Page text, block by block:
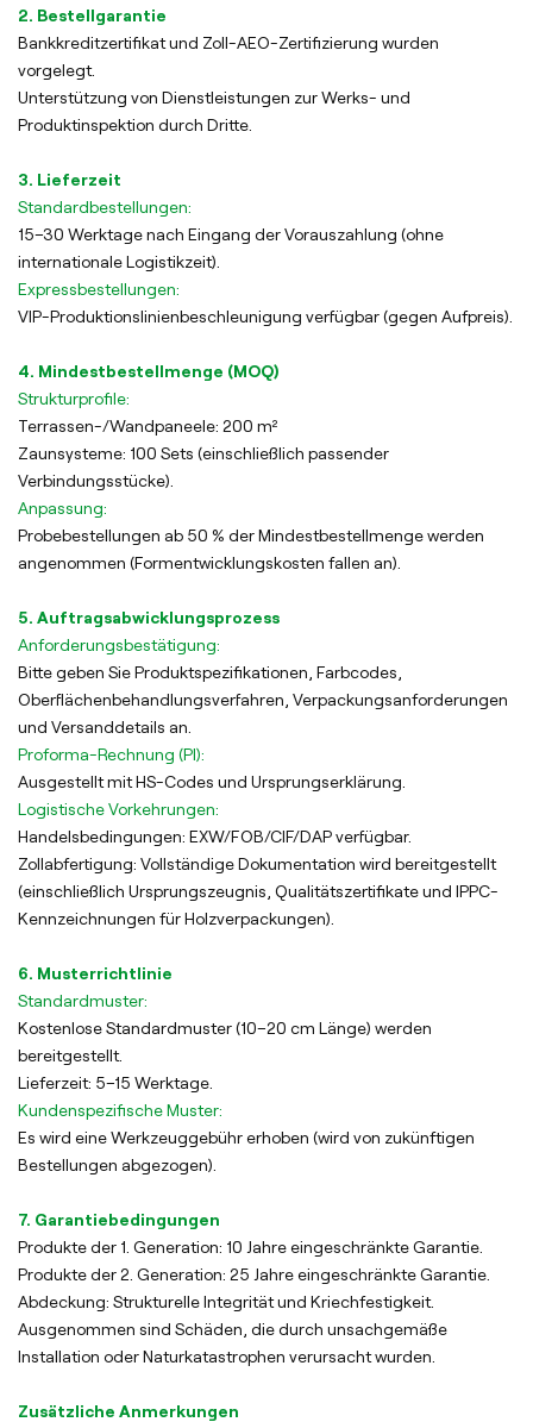
2. Bestellgarantie
Bankkreditzertifikat und Zoll-AEO-Zertifizierung wurden
vorgelegt.
Unterstützung von Dienstleistungen zur Werks- und
Produktinspektion durch Dritte.
3. Lieferzeit
Standardbestellungen:
15–30 Werktage nach Eingang der Vorauszahlung (ohne
internationale Logistikzeit).
Expressbestellungen:
VIP-Produktionslinienbeschleunigung verfügbar (gegen Aufpreis).
4. Mindestbestellmenge (MOQ)
Strukturprofile:
Terrassen-/Wandpaneele: 200 m²
Zaunsysteme: 100 Sets (einschließlich passender
Verbindungsstücke).
Anpassung:
Probebestellungen ab 50 % der Mindestbestellmenge werden
angenommen (Formentwicklungskosten fallen an).
5. Auftragsabwicklungsprozess
Anforderungsbestätigung:
Bitte geben Sie Produktspezifikationen, Farbcodes,
Oberflächenbehandlungsverfahren, Verpackungsanforderungen
und Versanddetails an.
Proforma-Rechnung (PI):
Ausgestellt mit HS-Codes und Ursprungserklärung.
Logistische Vorkehrungen:
Handelsbedingungen: EXW/FOB/CIF/DAP verfügbar.
Zollabfertigung: Vollständige Dokumentation wird bereitgestellt
(einschließlich Ursprungszeugnis, Qualitätszertifikate und IPPC-
Kennzeichnungen für Holzverpackungen).
6. Musterrichtlinie
Standardmuster:
Kostenlose Standardmuster (10–20 cm Länge) werden
bereitgestellt.
Lieferzeit: 5–15 Werktage.
Kundenspezifische Muster:
Es wird eine Werkzeuggebühr erhoben (wird von zukünftigen
Bestellungen abgezogen).
7. Garantiebedingungen
Produkte der 1. Generation: 10 Jahre eingeschränkte Garantie.
Produkte der 2. Generation: 25 Jahre eingeschränkte Garantie.
Abdeckung: Strukturelle Integrität und Kriechfestigkeit.
Ausgenommen sind Schäden, die durch unsachgemäße
Installation oder Naturkatastrophen verursacht wurden.
Zusätzliche Anmerkungen